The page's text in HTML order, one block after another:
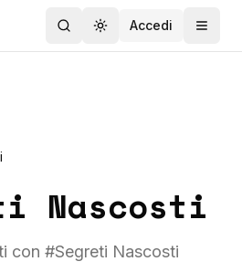
Toggle theme
Accedi
Nascosti
con #Segreti Nascosti